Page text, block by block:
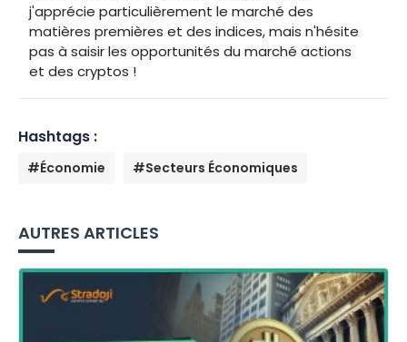
j'apprécie particulièrement le marché des
matières premières et des indices, mais n'hésite
pas à saisir les opportunités du marché actions
et des cryptos !
Hashtags :
#Économie #Secteurs Économiques
AUTRES ARTICLES